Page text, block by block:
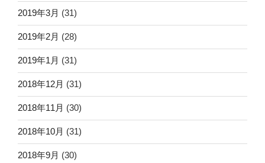
2019年3月 (31)
2019年2月 (28)
2019年1月 (31)
2018年12月 (31)
2018年11月 (30)
2018年10月 (31)
2018年9月 (30)